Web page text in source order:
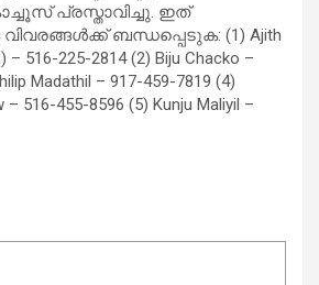
പ്രസ്താവിച്ചു. ഇത്
ബന്ധപ്പെടുക: (1) Ajith
– 516-225-2814 (2) Biju Chacko –
Madathil – 917-459-7819 (4)
– 516-455-8596 (5) Kunju Maliyil –